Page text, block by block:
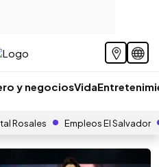
y negociosVida
Rosales Empleos El Salvador